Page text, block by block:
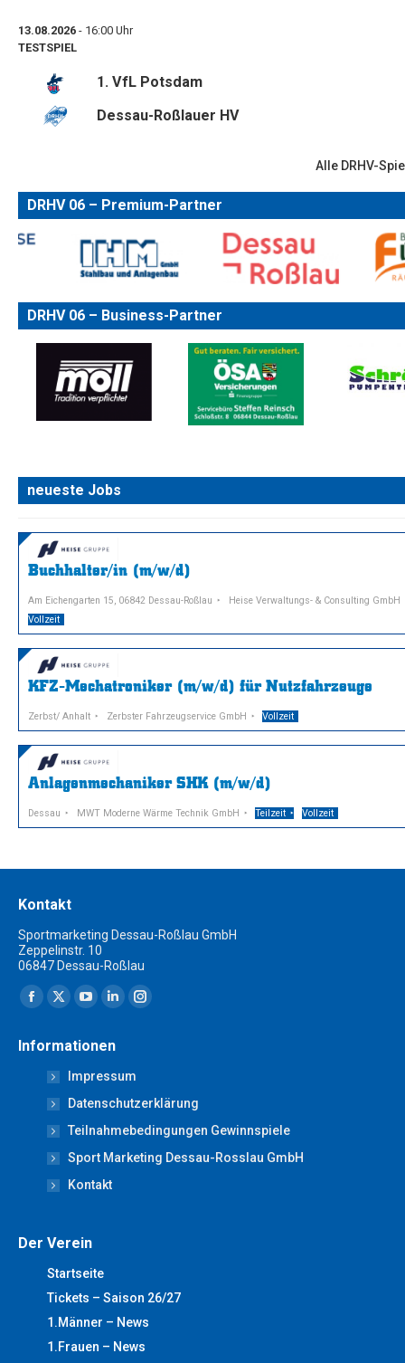
13.08.2026 - 16:00 Uhr
TESTSPIEL
1. VfL Potsdam
Dessau-Roßlauer HV
Alle DRHV-
DRHV 06 – Premium-Partner
DRHV 06 – Business-Partner
neueste Jobs
Buchhalter/in (m/w/d)
Am Eichengarten 15, 06842 Dessau-Roßlau
Heise Verwaltungs- & Consulting GmbH
Vollzeit
KFZ-Mechatroniker (m/w/d) für Nutzfahrzeuge
Zerbst/ Anhalt Zerbster Fahrzeugservice GmbH Vollzeit
Anlagenmechaniker SHK (m/w/d)
Dessau MWT Moderne Wärme Technik GmbH Teilzeit Vollzeit
Kontakt
Sportmarketing Dessau-Roßlau GmbH
Zeppelinstr. 10
06847 Dessau-Roßlau
Finden Sie uns auf:
Facebook
opens
new
window
X
opens
in
new
window
YouTube
opens
in
new
window
Linkedin
opens
in
new
window
Instagram
new
window
Informationen
Impressum
Datenschutzerklärung
Teilnahmebedingungen Gewinnspiele
Sport Marketing Dessau-Rosslau GmbH
Kontakt
Der Verein
Startseite
Tickets – Saison 26/27
1.Männer – News
1.Frauen – News